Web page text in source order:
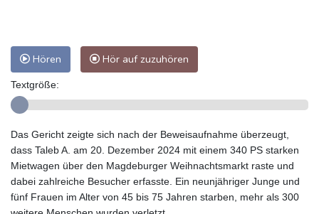
Hören Hör auf zuzuhören
Textgröße:
Das Gericht zeigte sich nach der Beweisaufnahme überzeugt,
dass Taleb A. am 20. Dezember 2024 mit einem 340 PS starken
Mietwagen über den Magdeburger Weihnachtsmarkt raste und
dabei zahlreiche Besucher erfasste. Ein neunjähriger Junge und
fünf Frauen im Alter von 45 bis 75 Jahren starben, mehr als 300